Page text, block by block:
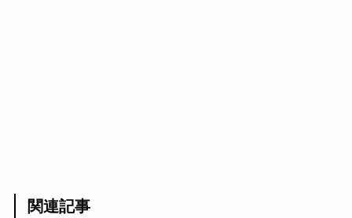
関連記事